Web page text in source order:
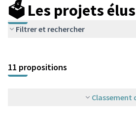
🗳️ Les projets élus
Filtrer et rechercher
+
−
11 propositions
Classement